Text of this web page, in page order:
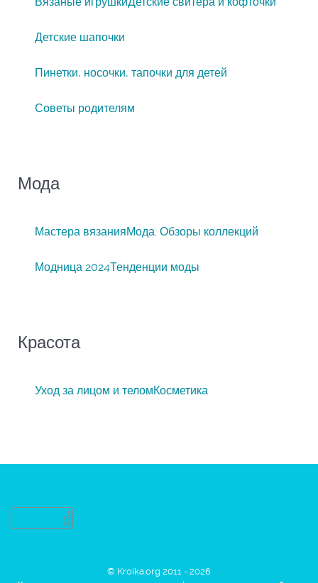
Детские шапочки
Пинетки, носочки, тапочки для детей
Советы родителям
Мода
Мастера вязанияМода. Обзоры коллекций
Модница 2024Тенденции моды
Красота
Уход за лицом и теломКосметика
© Kroika.org 2011 - 2026